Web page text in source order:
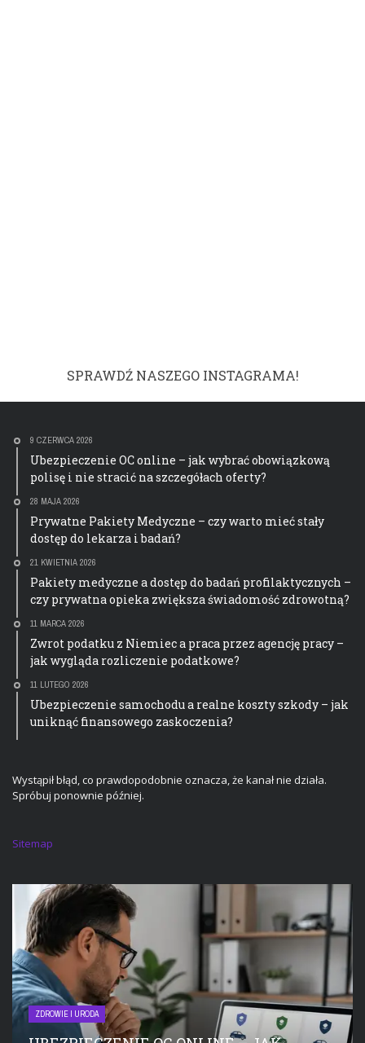
SPRAWDŹ NASZEGO INSTAGRAMA!
9 CZERWCA 2026
Ubezpieczenie OC online – jak wybrać obowiązkową
polisę i nie stracić na szczegółach oferty?
28 MAJA 2026
Prywatne Pakiety Medyczne – czy warto mieć stały
dostęp do lekarza i badań?
21 KWIETNIA 2026
Pakiety medyczne a dostęp do badań profilaktycznych –
czy prywatna opieka zwiększa świadomość zdrowotną?
11 MARCA 2026
Zwrot podatku z Niemiec a praca przez agencję pracy –
jak wygląda rozliczenie podatkowe?
11 LUTEGO 2026
Ubezpieczenie samochodu a realne koszty szkody – jak
uniknąć finansowego zaskoczenia?
Wystąpił błąd, co prawdopodobnie oznacza, że kanał nie działa.
Spróbuj ponownie później.
Sitemap
ZDROWIE I URODA